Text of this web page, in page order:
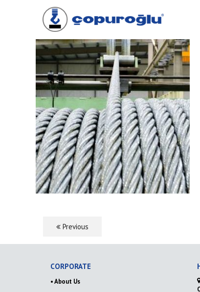
Previous
CORPORATE
• About Us